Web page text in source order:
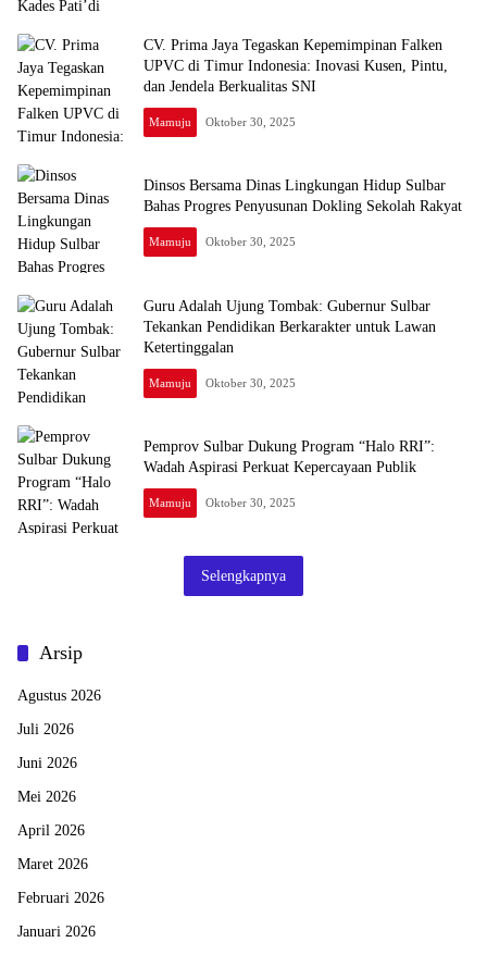
CV. Prima Jaya Tegaskan Kepemimpinan Falken
UPVC di Timur Indonesia: Inovasi Kusen, Pintu,
dan Jendela Berkualitas SNI
Mamuju Oktober 30, 2025
Dinsos Bersama Dinas Lingkungan Hidup Sulbar
Bahas Progres Penyusunan Dokling Sekolah Rakyat
Mamuju Oktober 30, 2025
Guru Adalah Ujung Tombak: Gubernur Sulbar
Tekankan Pendidikan Berkarakter untuk Lawan
Ketertinggalan
Mamuju Oktober 30, 2025
Pemprov Sulbar Dukung Program “Halo RRI”:
Wadah Aspirasi Perkuat Kepercayaan Publik
Mamuju Oktober 30, 2025
Selengkapnya
Arsip
Agustus 2026
Juli 2026
Juni 2026
Mei 2026
April 2026
Maret 2026
Februari 2026
Januari 2026